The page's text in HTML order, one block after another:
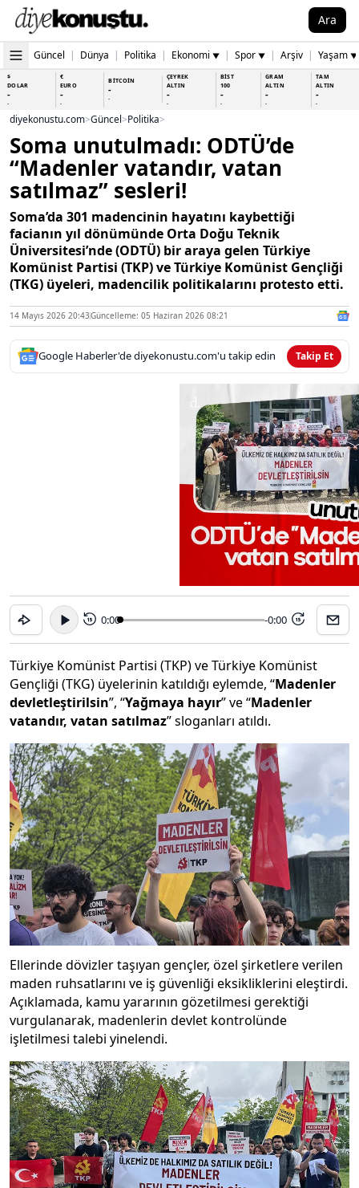
Ara
Güncel | Dünya | Politika | Ekonomi ▼ | Spor ▼ | Arşiv | Yaşam ▼
$
DOLAR
-
-
€
EURO
-
-
BİTCOİN
-
-
ÇEYREK
ALTIN
-
-
BİST
100
-
-
GRAM
ALTIN
-
-
TAM
ALTIN
-
-
diyekonustu.com>Güncel>Politika>
Soma unutulmadı: ODTÜ’de
“Madenler vatandır, vatan
satılmaz” sesleri!
Soma’da 301 madencinin hayatını kaybettiği
facianın yıl dönümünde Orta Doğu Teknik
Üniversitesi’nde (ODTÜ) bir araya gelen Türkiye
Komünist Partisi (TKP) ve Türkiye Komünist Gençliği
(TKG) üyeleri, madencilik politikalarını protesto etti.
14 Mayıs 2026 20:43Güncelleme: 05 Haziran 2026 08:21
Google Haberler'de diyekonustu.com'u takip edin Takip Et
15 0:00 -0:00 15
Türkiye Komünist Partisi (TKP) ve Türkiye Komünist
Gençliği (TKG) üyelerinin katıldığı eylemde, “Madenler
devletleştirilsin”, “Yağmaya hayır” ve “Madenler
vatandır, vatan satılmaz” sloganları atıldı.
Ellerinde dövizler taşıyan gençler, özel şirketlere verilen
maden ruhsatlarını ve iş güvenliği eksikliklerini eleştirdi.
Açıklamada, kamu yararının gözetilmesi gerektiği
vurgulanarak, madenlerin devlet kontrolünde
işletilmesi talebi yinelendi.